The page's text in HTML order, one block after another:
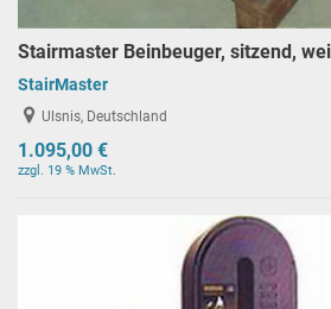
Stairmaster Beinbeuger, sitzend,
StairMaster
Ulsnis, Deutschland
1.095,00 €
zzgl. 19 % MwSt.